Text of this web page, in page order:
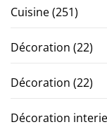
Cuisine(251)
Décoration (22)
Décoration (22)
Décoration